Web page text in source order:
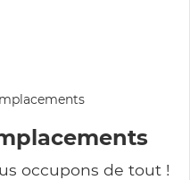
occupons de tout !